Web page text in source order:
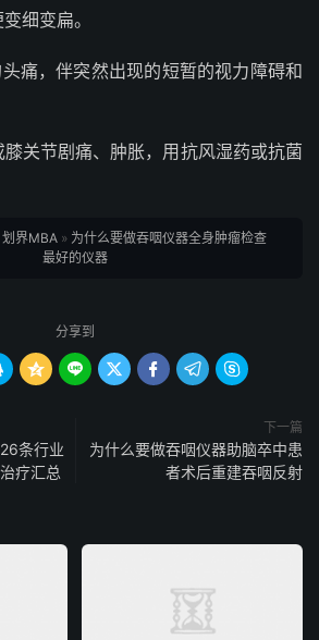
细变扁。
，伴突然出现的短暂的视力障碍和
节剧痛、肿胀，用抗风湿药或抗菌
划界MBA» 为什么要做吞咽仪器全身肿瘤检查
最好的仪器
分享到
     
条行业
疗汇总
下一篇
为什么要做吞咽仪器助脑卒中患
者术后重建吞咽反射